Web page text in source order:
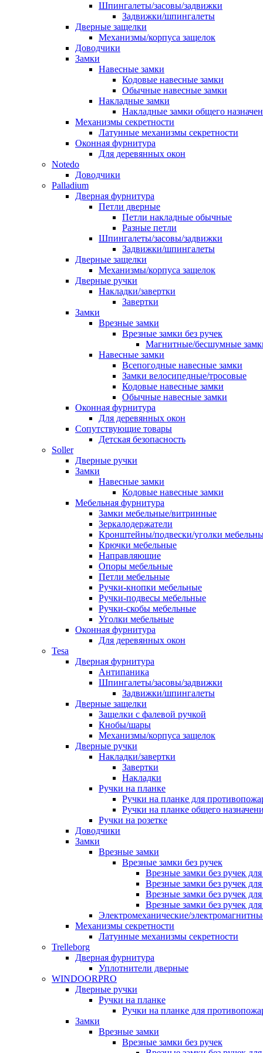
Шпингалеты/засовы/задвижки
Задвижки/шпингалеты
Дверные защелки
Механизмы/корпуса защелок
Доводчики
Замки
Навесные замки
Кодовые навесные замки
Обычные навесные замки
Накладные замки
Накладные замки общего
Механизмы секретности
Латунные механизмы секретности
Оконная фурнитура
Для деревянных окон
Notedo
Доводчики
Palladium
Дверная фурнитура
Петли дверные
Петли накладные обычные
Разные петли
Шпингалеты/засовы/задвижки
Задвижки/шпингалеты
Дверные защелки
Механизмы/корпуса защелок
Дверные ручки
Накладки/завертки
Завертки
Замки
Врезные замки
Врезные замки без ручек
Магнитные/бесшумные
Навесные замки
Всепогодные навесные замки
Замки велосипедные/тросовые
Кодовые навесные замки
Обычные навесные замки
Оконная фурнитура
Для деревянных окон
Сопутствующие товары
Детская безопасность
Soller
Дверные ручки
Замки
Навесные замки
Кодовые навесные замки
Мебельная фурнитура
Замки мебельные/витринные
Зеркалодержатели
Кронштейны/подвески/уголки
Крючки мебельные
Направляющие
Опоры мебельные
Петли мебельные
Ручки-кнопки мебельные
Ручки-подвесы мебельные
Ручки-скобы мебельные
Уголки мебельные
Оконная фурнитура
Для деревянных окон
Tesa
Дверная фурнитура
Антипаника
Шпингалеты/засовы/задвижки
Задвижки/шпингалеты
Дверные защелки
Защелки с фалевой ручкой
Кнобы/шары
Механизмы/корпуса защелок
Дверные ручки
Накладки/завертки
Завертки
Накладки
Ручки на планке
Ручки на планке для
Ручки на планке общего
Ручки на розетке
Доводчики
Замки
Врезные замки
Врезные замки без ручек
Врезные замки без ручек
Врезные замки без ручек
Врезные замки без ручек
Врезные замки без ручек
Электромеханические/
Механизмы секретности
Латунные механизмы секретности
Trelleborg
Дверная фурнитура
Уплотнители дверные
WINDOORPRO
Дверные ручки
Ручки на планке
Ручки на планке для
Замки
Врезные замки
Врезные замки без ручек